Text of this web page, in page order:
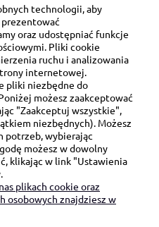
8 lok. 57/58
Łódź
SIĘ Z NAMI:
872
- 15:30)
technologii, aby
oraz udostępniać funkcje
Pliki cookie
ruchu i analizowania
internetowej.
pliki niezbędne do
możesz zaakceptować
"Zaakceptuj wszystkie",
niezbędnych). Możesz
potrzeb, wybierając
możesz w dowolny
klikając w link "Ustawienia
plikach cookie oraz
osobowych znajdziesz w